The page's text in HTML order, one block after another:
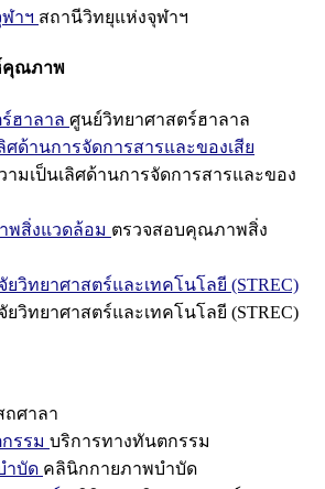
าฯ สถานีวิทยุแห่งจุฬาฯ
คุณภาพ
ฮาลาล ศูนย์วิทยาศาสตร์ฮาลาล
ศด้านการจัดการสารและของเสีย
ามเป็นเลิศด้านการจัดการสารและของ
พสิ่งแวดล้อม ตรวจสอบคุณภาพสิ่ง
ยวิทยาศาสตร์และเทคโนโลยี (STREC)
ยวิทยาศาสตร์และเทคโนโลยี (STREC)
ถศาลา
รรม บริการทางทันตกรรม
ำบัด คลินิกกายภาพบำบัด